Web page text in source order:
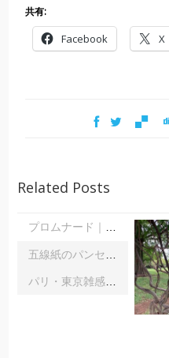
共有:
Facebook X
Related Posts
プロムナード｜流れのままに｜丘山万里子